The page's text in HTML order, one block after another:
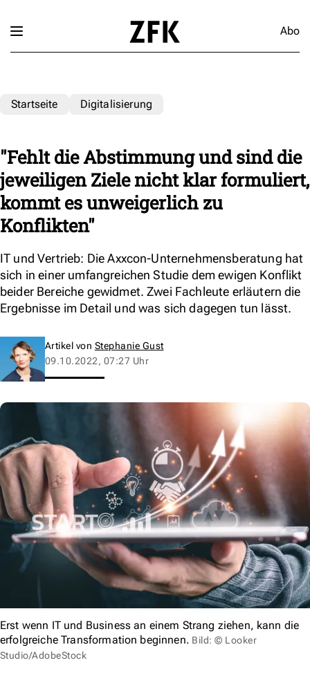
Abo
Startseite Digitalisierung
"Fehlt die Abstimmung und sind die
jeweiligen Ziele nicht klar formuliert,
kommt es unweigerlich zu
Konflikten"
IT und Vertrieb: Die Axxcon-Unternehmensberatung hat
sich in einer umfangreichen Studie dem ewigen Konflikt
beider Bereiche gewidmet. Zwei Fachleute erläutern die
Ergebnisse im Detail und was sich dagegen tun lässt.
Artikel von Stephanie Gust
09.10.2022, 07:27 Uhr
Erst wenn IT und Business an einem Strang ziehen, kann die
erfolgreiche Transformation beginnen. Bild: © Looker
Studio/AdobeStock